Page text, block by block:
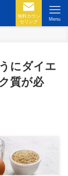
無料カウン
セリング
Menu
にダイエ
質が必